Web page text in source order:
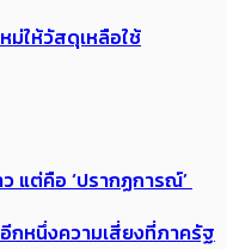
ให้วัสดุเหลือใช้
แต่คือ ‘ปรากฏการณ์’
กหนึ่งความเสี่ยงที่ภาครัฐ